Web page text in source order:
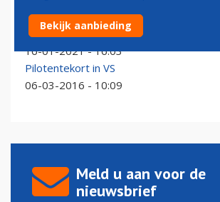
Amerikaanse overheid verdeelt 15
airlines
16-01-2021 - 16:03
Pilotentekort in VS
06-03-2016 - 10:09
Meld u aan voor de
nieuwsbrief
Bekijk aanbieding